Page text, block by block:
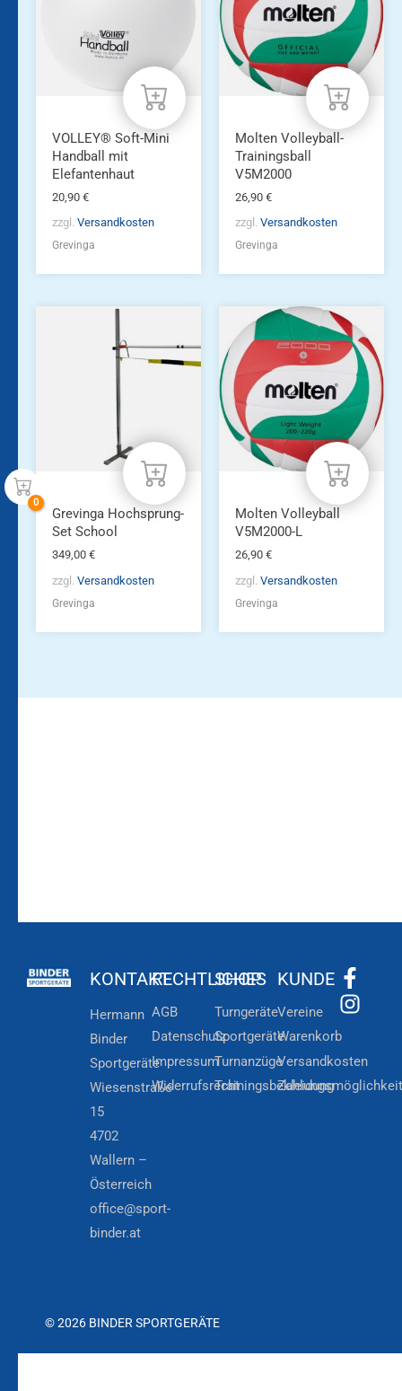
VOLLEY® Soft-Mini
Handball mit
Elefantenhaut
20,90 €
zzgl. Versandkosten
Grevinga
Molten Volleyball-
Trainingsball
V5M2000
26,90 €
zzgl. Versandkosten
Grevinga
Grevinga Hochsprung-
Set School
349,00 €
zzgl. Versandkosten
Grevinga
Molten Volleyball
V5M2000-L
26,90 €
zzgl. Versandkosten
Grevinga
KONTAKT
Hermann
Binder
Sportgeräte
Wiesenstraße
15
4702
Wallern –
Österreich
office@sport-
binder.at
RECHTLICHES
AGB
Datenschutz
Impressum
Widerrufsrecht
SHOP
Turngeräte
Sportgeräte
Turnanzüge
Trainingsbekleidung
KUNDE
Vereine
Warenkorb
Versandkosten
© 2026 BINDER SPORTGERÄTE